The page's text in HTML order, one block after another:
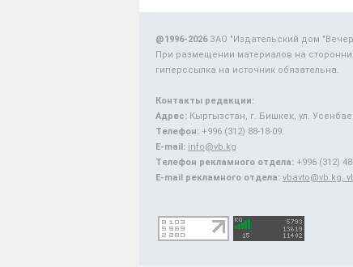
@1996-2026ЗАО "Издательский дом
При размещении материалов на
гиперссылка на источник обязательна.
Контакты редакции:
Адрес: Кыргызстан, г. Бишкек, ул.
Телефон: +996 (312) 88-18-09.
E-mail: info@vb.kg
Телефон рекламного отдела: +996 (312)
E-mail рекламного отдела: vbavto@vb.kg,